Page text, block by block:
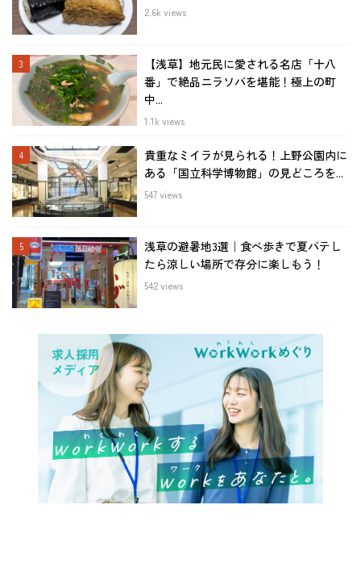
2.6k views
【浅草】地元民に愛される名店「十八
番」で絶品ニラソバを堪能！極上の町
中...
1.1k views
貴重なミイラが見られる！上野公園内に
ある「国立科学博物館」の見どころを...
547 views
浅草の避暑地3選｜食べ歩きで夏バテし
たら涼しい場所で存分に楽しもう！
542 views